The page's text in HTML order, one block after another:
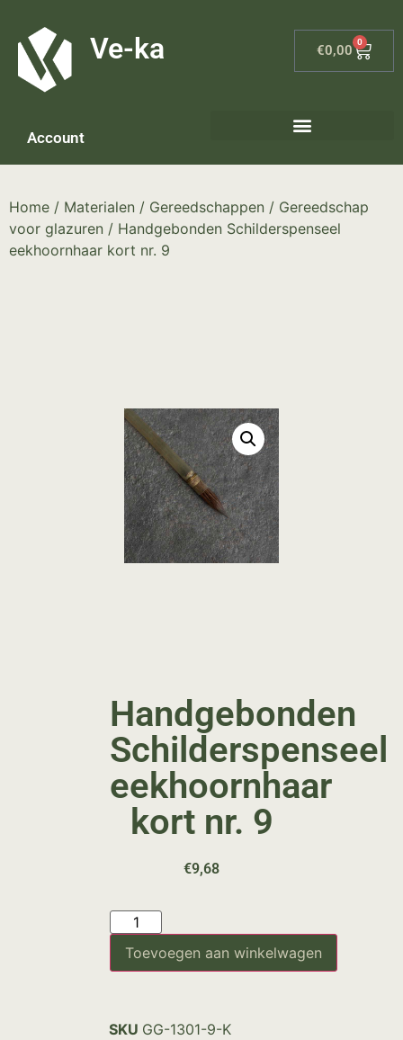
Ve-ka €0,00
0
Account
Home / Materialen / Gereedschappen / Gereedschap
voor glazuren / Handgebonden Schilderspenseel
eekhoornhaar kort nr. 9
Handgebonden
Schilderspenseel
eekhoornhaar
kort nr. 9
€9,68
Toevoegen aan winkelwagen
SKU GG-1301-9-K